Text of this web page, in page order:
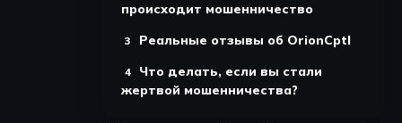
происходит мошенничество
Реальные отзывы об OrionCptl
Что делать, если вы стали
жертвой мошенничества?